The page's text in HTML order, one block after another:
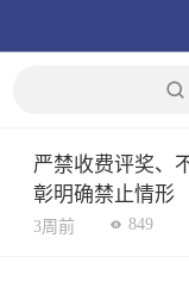
严禁收费评奖、
彰明确禁止情形
3周前 849